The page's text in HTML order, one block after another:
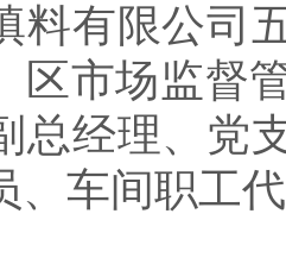
料有限公司
区市场监督
总经理、党
、车间职工